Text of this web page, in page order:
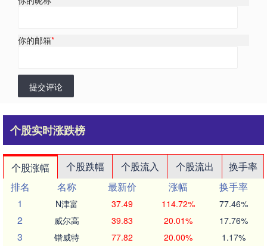
你的邮箱*
提交评论
个股实时涨跌榜
个股涨幅 个股跌幅 个股流入 个股流出
换手率
排名
名称 最新价 涨幅
换手率
1
N津富 37.49 114.72% 77.46%
2 威尔高 39.83 20.01% 17.76%
3 锴威特 77.82 20.00% 1.17%